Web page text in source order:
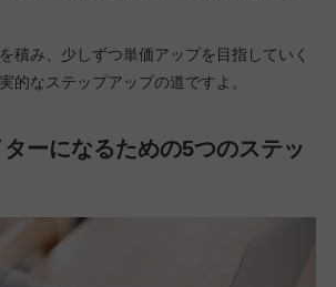
積み、少しずつ単価アップを目指していく
的なステップアップの道ですよ。
ーになるための5つのステッ